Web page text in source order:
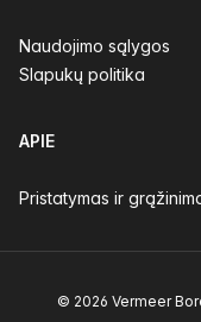
Naudojimo sąlygos
Slapukų politika
APIE
Pristatymas ir
© 2026 Vermeer